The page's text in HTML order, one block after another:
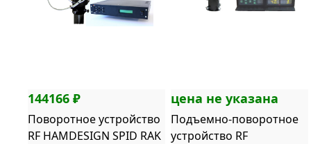
144166 ₽
Поворотное устройство
RF HAMDESIGN SPID RAK
цена не указана
Подъемно-поворотное
устройство RF